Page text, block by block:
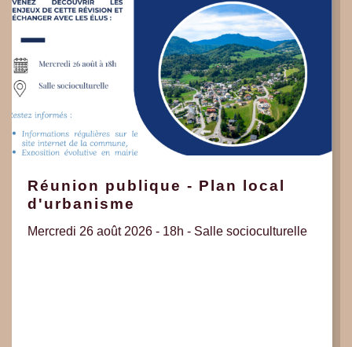
Réunion publique - Plan local
d'urbanisme
Mercredi 26 août 2026 - 18h - Salle socioculturelle